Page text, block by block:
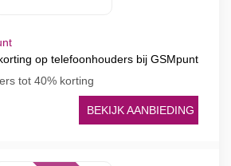
op telefoonhouders bij GSMpunt
tot 40% korting
BEKIJK AANBIEDING